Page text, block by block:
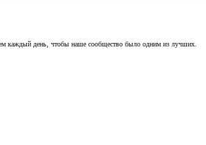
каждый день, чтобы наше сообщество было одним из лучших.